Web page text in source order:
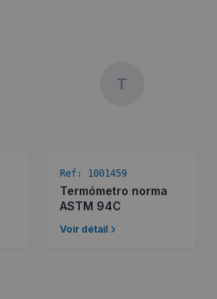
T
Ref: 1001459
Termómetro norma
ASTM 94C
Voir détail